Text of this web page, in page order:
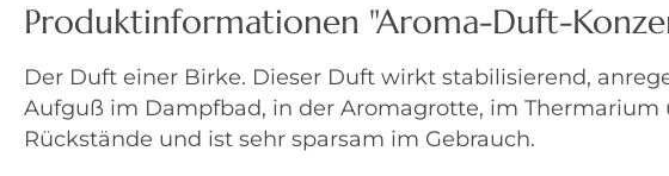
Produktinformationen "Aroma-Duft-
Der Duft einer Birke. Dieser Duft wirkt stabilisierend,
Aufguß im Dampfbad, in der Aromagrotte, im
Rückstände und ist sehr sparsam im Gebrauch.